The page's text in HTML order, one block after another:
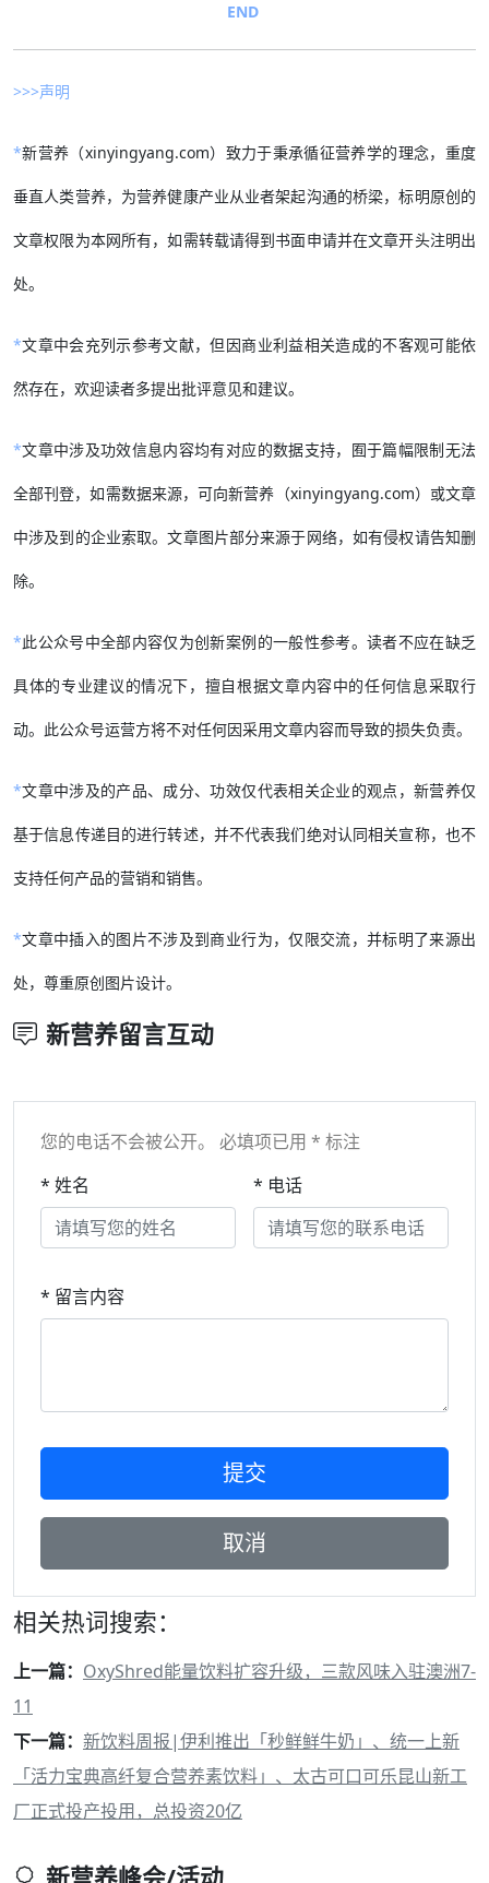
END
>>>声明
*新营养（xinyingyang.com）致力于秉承循征营养学的理念，重度
垂直人类营养，为营养健康产业从业者架起沟通的桥梁，标明原创的
文章权限为本网所有，如需转载请得到书面申请并在文章开头注明出
处。
*文章中会充列示参考文献，但因商业利益相关造成的不客观可能依
然存在，欢迎读者多提出批评意见和建议。
*文章中涉及功效信息内容均有对应的数据支持，囿于篇幅限制无法
全部刊登，如需数据来源，可向新营养（xinyingyang.com）或文章
中涉及到的企业索取。文章图片部分来源于网络，如有侵权请告知删
除。
*此公众号中全部内容仅为创新案例的一般性参考。读者不应在缺乏
具体的专业建议的情况下，擅自根据文章内容中的任何信息采取行
动。此公众号运营方将不对任何因采用文章内容而导致的损失负责。
*文章中涉及的产品、成分、功效仅代表相关企业的观点，新营养仅
基于信息传递目的进行转述，并不代表我们绝对认同相关宣称，也不
支持任何产品的营销和销售。
*文章中插入的图片不涉及到商业行为，仅限交流，并标明了来源出
处，尊重原创图片设计。
新营养留言互动
您的电话不会被公开。 必填项已用 * 标注
* 姓名
* 电话
* 留言内容
相关热词搜索：
上一篇： OxyShred能量饮料扩容升级，三款风味入驻澳洲7-
11
下一篇： 新饮料周报|伊利推出「秒鲜鲜牛奶」、统一上新
「活力宝典高纤复合营养素饮料」、太古可口可乐昆山新工
厂正式投产投用，总投资20亿